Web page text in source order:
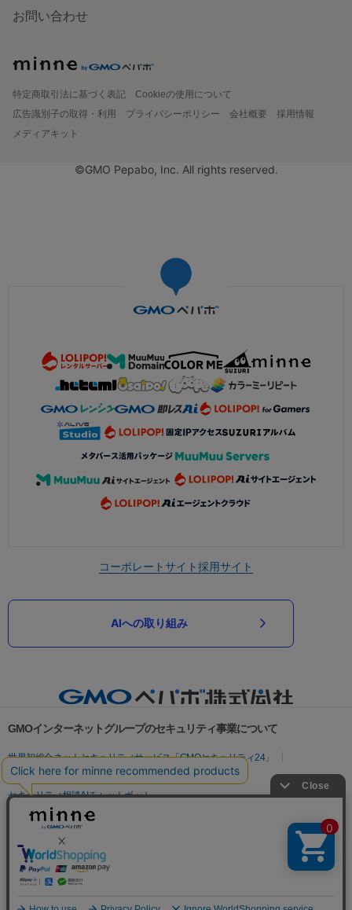
お問い合わせ
特定商取引法に基づく表記
Cookieの使用について
広告識別子の取得・利用
プライバシーポリシー 会社概要
採用情報
メディアキット
©GMO Pepabo, Inc. All rights reserved.
コーポレートサイト採用サイト
AIへの取り組み
GMOインターネットグループのセキュリティ事業について
世界初総合ネットセキュリティサービス「GMOセキュリティ24」
パスワード漏洩診断
Webサイトリスク診断
セキュリティ相談AIチャットボット
実在証明・盗聴対策
サイバー攻撃対策（GMO Flatt Security）
セキュリティ事業の軌跡